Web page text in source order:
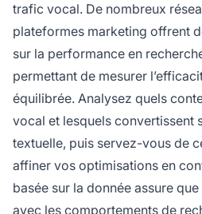
trafic vocal. De nombreux
plateformes marketing offrent
sur la performance en
permettant de mesurer
équilibrée. Analysez quels
vocal et lesquels convertissent
textuelle, puis servez-vous de
affiner vos optimisations en
basée sur la donnée assure
avec les comportements de